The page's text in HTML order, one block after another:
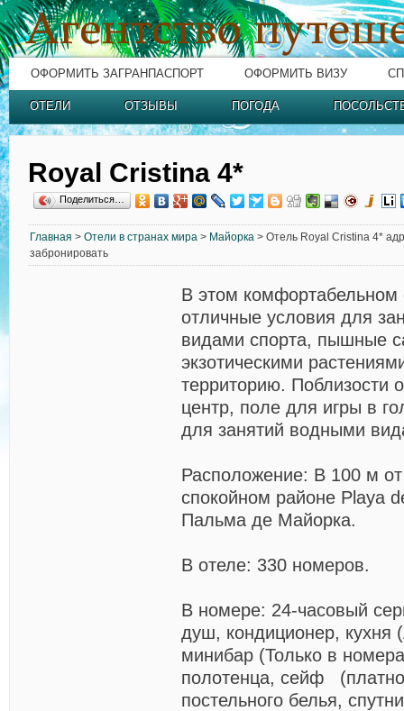
ОФОРМИТЬ ЗАГРАНПАСПОРТ ОФОРМИТЬ ВИЗУ
ОТЕЛИ ОТЗЫВЫ ПОГОДА
Royal Cristina 4*
Поделиться…
Главная > Отели в странах мира > Майорка > Отель Royal Cristina 4*
забронировать
B этом комфортабельном
отличные условия для
видами спорта, пышные
экзотическими
территорию. Поблизости
центр, поле для игры в
для занятий водными
Расположение: В 100 м
спокойном районе Playa
Пальма де Майорка.
В отеле: 330 номеров.
В номере: 24-часовый
душ, кондиционер, кухня
минибар (Только в
полотенца, сейф
постельного белья,